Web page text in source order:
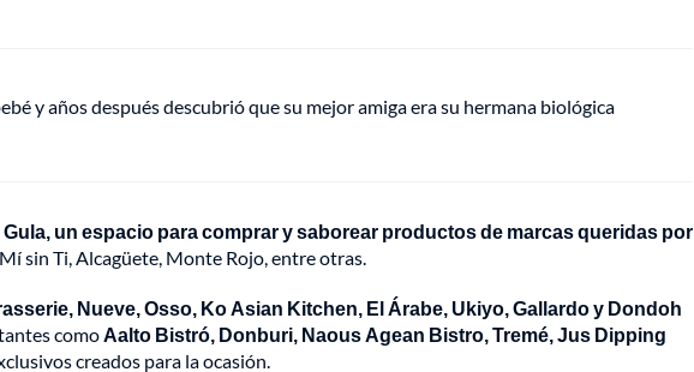
y años después descubrió que su mejor amiga era su hermana biológica
Gula, un espacio para comprar y saborear productos de marcas queridas por
sin Ti, Alcagüete, Monte Rojo, entre otras.
Nueve, Osso, Ko Asian Kitchen, El Árabe, Ukiyo, Gallardo y Dondoh
comoAalto Bistró, Donburi, Naous Agean Bistro, Tremé, Jus Dipping
creados para la ocasión.